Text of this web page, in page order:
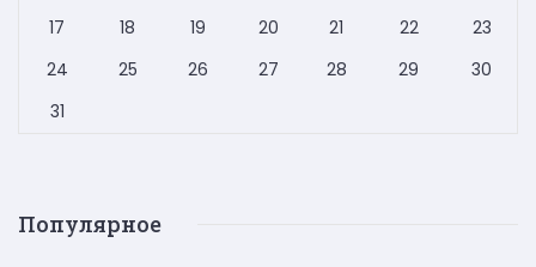
17
18 19 20 21 22
23
24
25 26 27 28 29
30
31
Популярное